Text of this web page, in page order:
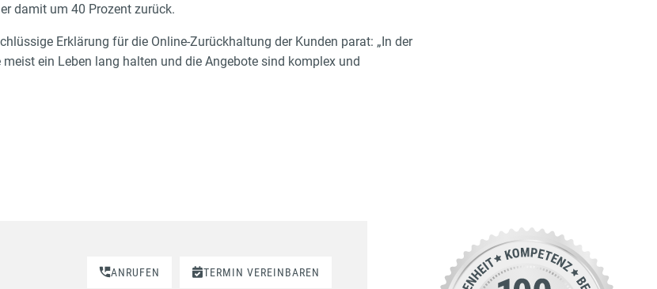
damit um 40 Prozent zurück.
Erklärung für die Online-Zurückhaltung der Kunden parat: „In der
ein Leben lang halten und die Angebote sind komplex und
ANRUFEN TERMIN VEREINBAREN